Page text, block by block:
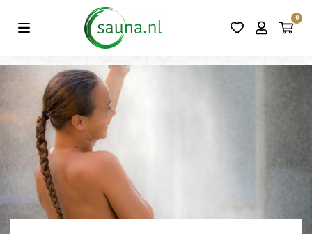
0
Vind de beste acties in één klik!